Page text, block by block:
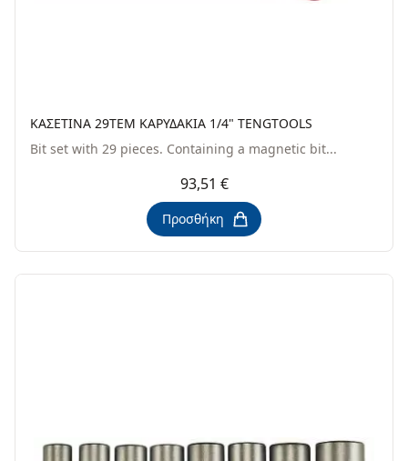
ΚΑΣΕΤΙΝΑ 29ΤΕΜ ΚΑΡΥΔΑΚΙΑ 1/4" TENGTOOLS
Bit set with 29 pieces. Containing a magnetic bit...
93,51 €
Προσθήκη